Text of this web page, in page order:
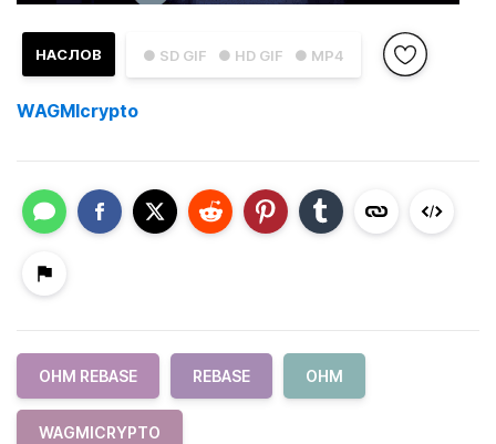
● SD GIF ● HD GIF ● MP4
НАСЛОВ
WAGMIcrypto
OHM REBASE REBASE OHM
WAGMICRYPTO